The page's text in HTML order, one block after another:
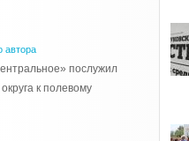
автора
послужил
к полевому